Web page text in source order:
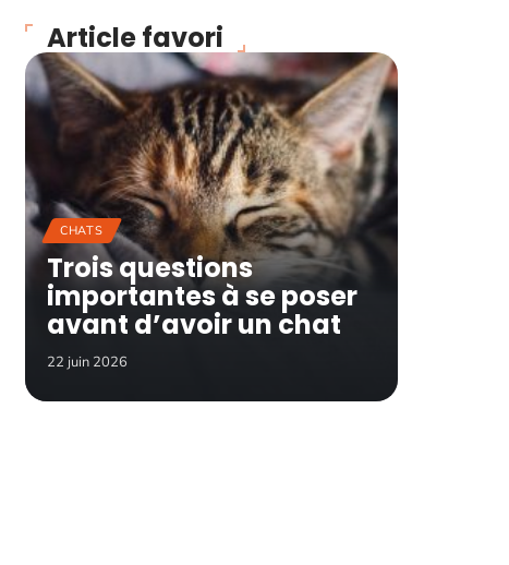
Article favori
CHATS
Trois questions
importantes à se poser
avant d’avoir un chat
22 juin 2026